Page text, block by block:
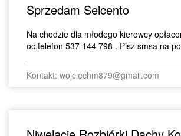
Sprzedam Seicento
Na chodzie dla młodego kierowcy
oc.telefon 537 144 798 . Pisz smsa na
Kontakt: wojciechm879@gmail.com